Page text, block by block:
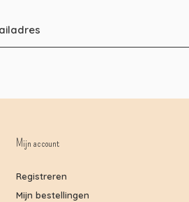
Mijn account
Registreren
Mijn bestellingen